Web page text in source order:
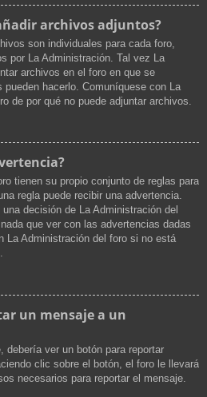
archivos adjuntos?
son individuales para cada foro,
por La Administración. Tal vez La
archivos en el foro en que se
hacerlo. Comuníquese con La
de por qué no puede adjuntar archivos.
tienen su propio conjunto de reglas para
regla puede recibir una advertencia.
decisión de La Administración del
que ver con las advertencias dadas
La Administración del foro si no está
un mensaje a un
debería ver un botón para reportar
clic sobre el botón, el foro le llevará
necesarios para reportar el mensaje.